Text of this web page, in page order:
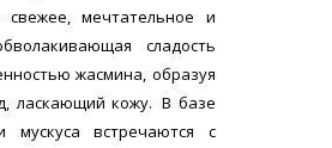
свежее, мечтательное и
сладость
жасмина, образуя
ласкающий кожу. В базе
встречаются с